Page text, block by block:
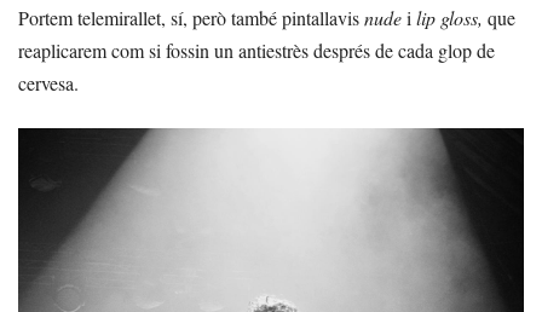
Portem telemirallet, sí, però també pintallavisnudei lip gloss, que
reaplicarem com si fossin un antiestrès després de cada glop de
cervesa.